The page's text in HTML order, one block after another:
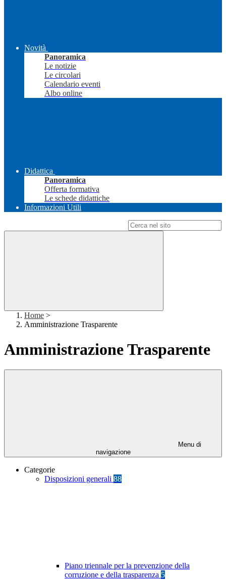
Novità
Panoramica
Le notizie
Le circolari
Calendario eventi
Albo online
Didattica
Panoramica
Offerta formativa
Le schede didattiche
Informazioni Utili
Home >
Amministrazione Trasparente
Amministrazione Trasparente
Menu di
navigazione
Categorie
Disposizioni generali 88
Piano triennale per la prevenzione della
corruzione e della trasparenza 5